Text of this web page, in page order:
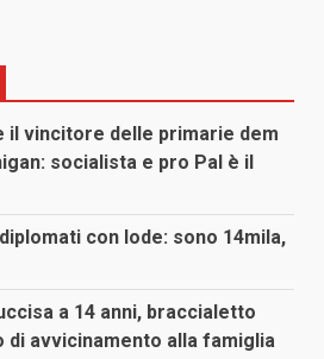
il vincitore delle primarie dem
socialista e pro Pal è il
con lode: sono 14mila,
a 14 anni, braccialetto
avvicinamento alla famiglia